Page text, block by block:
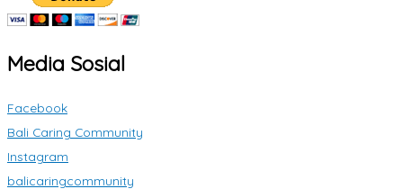
Media Sosial
Facebook
Bali Caring Community
Instagram
balicaringcommunity